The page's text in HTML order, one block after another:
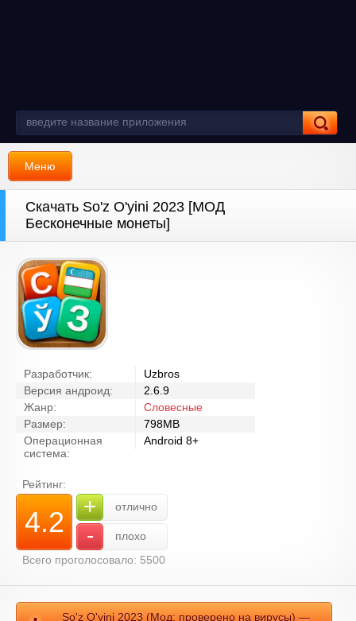
Меню
Скачать So'z O'yini 2023 [МОД
Бесконечные монеты]
Разработчик:
Uzbros
Версия андроид:
2.6.9
Жанр:
Словесные
Размер:
798MB
Операционная
система:
Android 8+
Рейтинг:
4.2 + отлично
-
плохо
Всего проголосовало: 5500
So'z O'yini 2023 (Мод: проверено на вирусы) —